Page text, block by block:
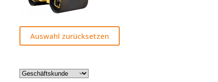
Auswahl zurücksetzen